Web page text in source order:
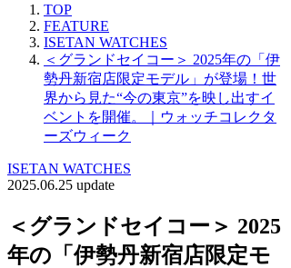
TOP
FEATURE
ISETAN WATCHES
＜グランドセイコー＞ 2025年の「伊
勢丹新宿店限定モデル」が登場！世
界から見た“今の東京”を映し出すイ
ベントを開催。｜ウォッチコレクタ
ーズウィーク
ISETAN WATCHES
2025.06.25 update
＜グランドセイコー＞ 2025
年の「伊勢丹新宿店限定モ